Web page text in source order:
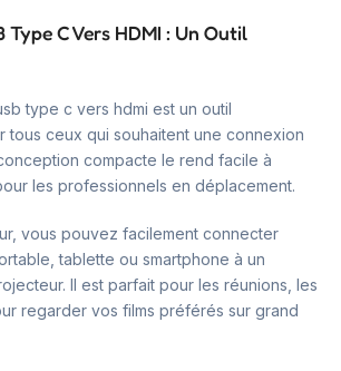
C Vers HDMI : Un Outil
type c vers hdmi est un outil
tous ceux qui souhaitent une connexion
compacte le rend facile à
les professionnels en déplacement.
vous pouvez facilement connecter
tablette ou smartphone à un
Il est parfait pour les réunions, les
regarder vos films préférés sur grand